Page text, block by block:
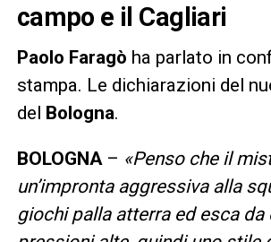
campo e il Cagliari
Paolo Faragò ha parlato in
stampa. Le dichiarazioni del
del
Bologna.
BOLOGNA– «Penso che il
un’impronta aggressiva alla
giochi palla atterra ed esca da